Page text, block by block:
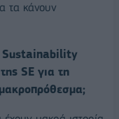
τα κάνουν
Sustainability
SE για τη
μακροπρόθεσμα;